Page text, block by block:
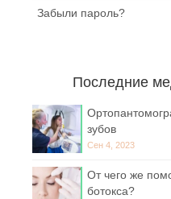
Забыли пароль?
Последние
зубов
Сен 4, 2023
От чего же
ботокса?